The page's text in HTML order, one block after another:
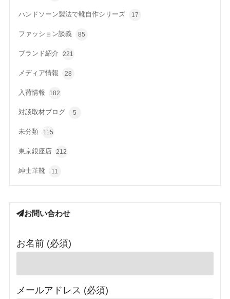
ハンドソーン製法で靴自作シリーズ 17
ファッション談義 85
ブランド紹介 221
メディア情報 28
入荷情報 182
対談取材ブログ 5
未分類 115
東京銀座店 212
紳士革靴 11
お問い合わせ
お名前 (必須)
メールアドレス (必須)